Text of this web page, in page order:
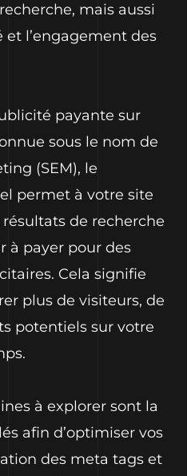
mais aussi
l’engagement des
payante sur
sous le nom de
(SEM), le
permet à votre site
de recherche
à payer pour des
Cela signifie
plus de visiteurs, de
potentiels sur votre
à explorer sont la
afin d’optimiser vos
des meta tags et